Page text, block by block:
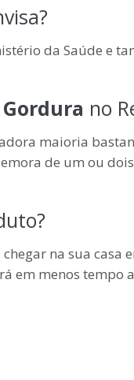
da Saúde e
no
maioria
de um ou
na sua casa
em menos tempo